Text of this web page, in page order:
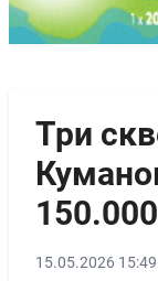
Три
15.05.2026 15:49